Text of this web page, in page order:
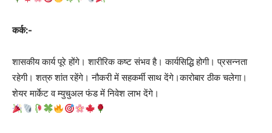
कर्क:-
शासकीय कार्य पूरे होंगे। शारीरिक कष्ट संभव है। कार्यसिद्धि होगी। प्रसन्नता
रहेगी। शत्रु शांत रहेंगे। नौकरी में सहकर्मी साथ देंगे।कारोबार ठीक चलेगा।
शेयर मार्केट व म्युचुअल फंड में निवेश लाभ देंगे।